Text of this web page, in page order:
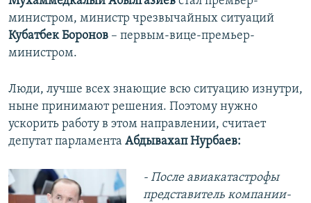
министром, министр чрезвычайных ситуаций
Кубатбек Боронов – первым-вице-премьер-
министром.
Люди, лучше всех знающие всю ситуацию изнутри,
ныне принимают решения. Поэтому нужно
ускорить работу в этом направлении, считает
депутат парламента Абдывахап Нурбаев:
- После авиакатастрофы
представитель компании-